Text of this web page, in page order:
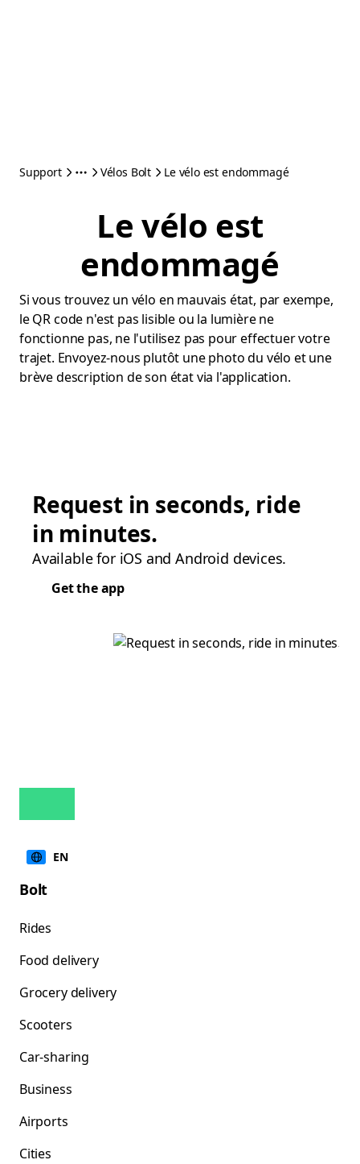
Support Vélos Bolt Le vélo est endommagé
Le vélo est
endommagé
Si vous trouvez un vélo en mauvais état, par exempe,
le QR code n'est pas lisible ou la lumière ne
fonctionne pas, ne l'utilisez pas pour effectuer votre
trajet. Envoyez-nous plutôt une photo du vélo et une
brève description de son état via l'application.
Request in seconds, ride
in minutes.
Available for iOS and Android devices.
Get the app
EN
Bolt
Rides
Food delivery
Grocery delivery
Scooters
Car-sharing
Business
Airports
Cities